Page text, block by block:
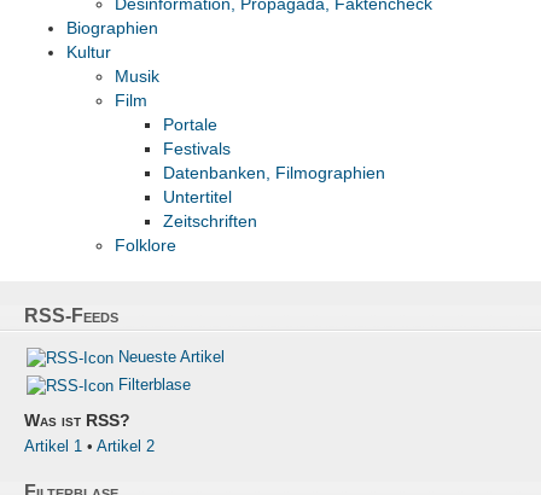
Biographien
Kultur
Musik
Film
Portale
Festivals
Datenbanken, Filmographien
Untertitel
Zeitschriften
Folklore
RSS-Feeds
Neueste Artikel
Filterblase
Was ist RSS?
Artikel 1 • Artikel 2